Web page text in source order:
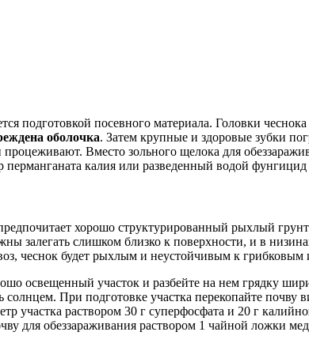
подготовкой посевного материала. Головки
оболочка. Затем крупные и здоровые зубки
Вместо зольного щелока для
перманганата калия или разведенный водой
хорошо структурированный рыхлый
залегать слишком близко к поверхности, и в
чеснок будет рыхлым и неустойчивым к
освещенный участок и разбейте на нем грядку
При подготовке участка перекопайте
участка раствором 30 г суперфосфата и 20 г
для обеззараживания раствором 1 чайной ложки